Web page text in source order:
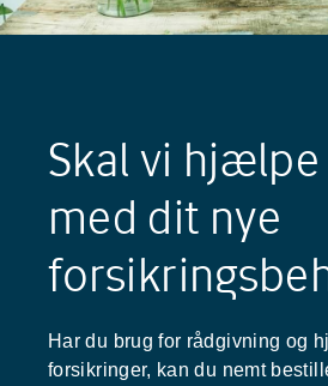
Skal vi hjælpe
med dit nye
Har du brug for rådgivning og
forsikringer, kan du nemt